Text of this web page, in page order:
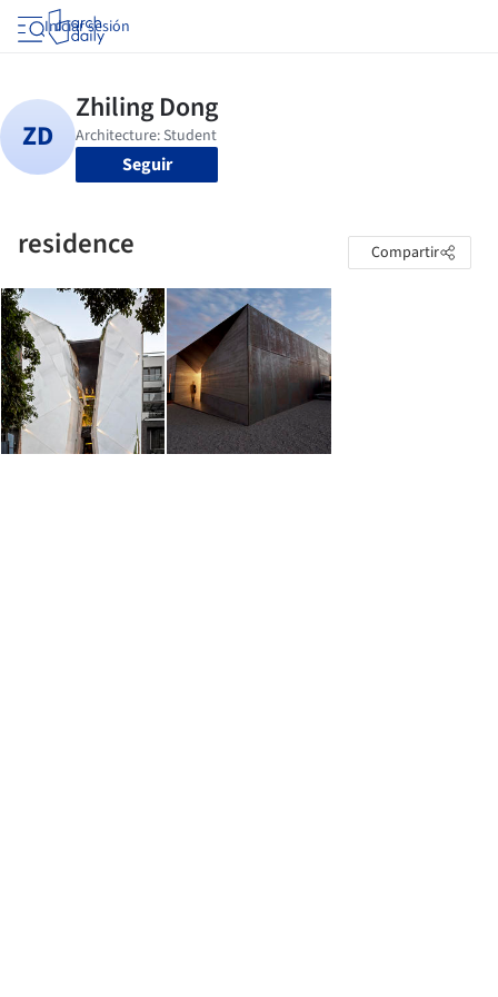
Iniciar sesión
Seguir
residence Compartir